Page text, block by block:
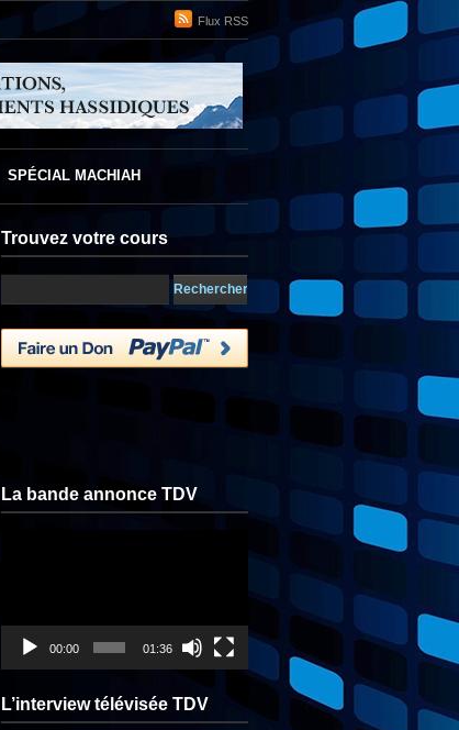
Flux RSS
SPÉCIAL MACHIAH
Trouvez votre cours
La bande annonce TDV
00:00 01:36
L’interview télévisée TDV